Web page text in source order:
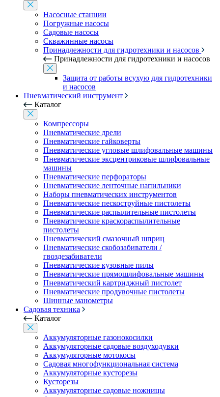
Насосные станции
Погружные насосы
Садовые насосы
Скважинные насосы
Принадлежности для гидротехники и насосов
Принадлежности для гидротехники и насосов
Защита от работы всухую для гидротехники
и насосов
Пневматический инструмент
Каталог
Компрессоры
Пневматические дрели
Пневматические гайковерты
Пневматические угловые шлифовальные машины
Пневматические эксцентриковые шлифовальные
машины
Пневматические перфораторы
Пневматические ленточные напильники
Наборы пневматических инструментов
Пневматические пескоструйные пистолеты
Пневматические распылительные пистолеты
Пневматические краскораспылительные
пистолеты
Пневматический смазочный шприц
Пневматические скобозабиватели /
гвоздезабиватели
Пневматические кузовные пилы
Пневматические прямошлифовальные машины
Пневматический картриджный пистолет
Пневматические продувочные пистолеты
Шинные манометры
Садовая техника
Каталог
Аккумуляторные газонокосилки
Аккумуляторные садовые воздуходувки
Аккумуляторные мотокосы
Садовая многофункциональная система
Аккумуляторные кусторезы
Кусторезы
Аккумуляторные садовые ножницы